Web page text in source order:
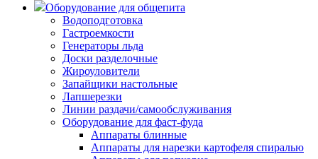
Оборудование для общепита
Водоподготовка
Гастроемкости
Генераторы льда
Доски разделочные
Жироуловители
Запайщики настольные
Лапшерезки
Линии раздачи/самообслуживания
Оборудование для фаст-фуда
Аппараты блинные
Аппараты для нарезки картофеля спиралью